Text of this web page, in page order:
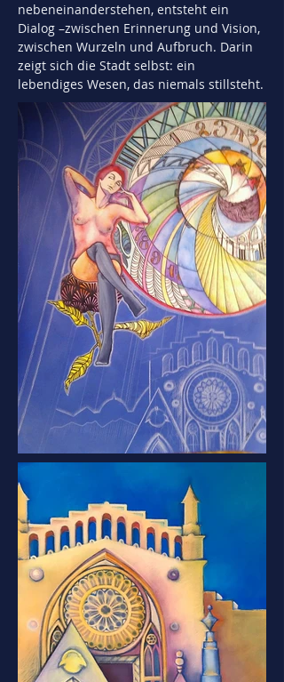
nebeneinanderstehen, entsteht ein
Dialog –zwischen Erinnerung und Vision,
zwischen Wurzeln und Aufbruch. Darin
zeigt sich die Stadt selbst: ein
lebendiges Wesen, das niemals stillsteht.